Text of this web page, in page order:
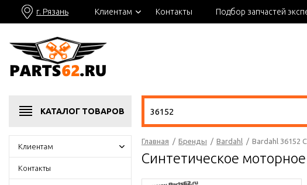
г. Рязань Клиентам Контакты Подбор запчастей
КАТАЛОГ ТОВАРОВ
Клиентам
Контакты
Главная / Бренды / Bardahl / Bardahl 36152
Синтетическое